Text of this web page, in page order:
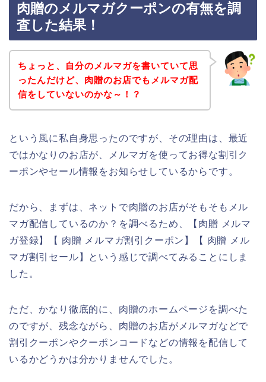
肉贈のメルマガクーポンの有無を調
査した結果！
ちょっと、自分のメルマガを書いていて思
ったんだけど、肉贈のお店でもメルマガ配
信をしていないのかな～！？
という風に私自身思ったのですが、その理由は、最近
ではかなりのお店が、メルマガを使ってお得な割引ク
ーポンやセール情報をお知らせしているからです。
だから、まずは、ネットで肉贈のお店がそもそもメル
マガ配信しているのか？を調べるため、【肉贈 メルマ
ガ登録】【 肉贈 メルマガ割引クーポン】【 肉贈 メル
マガ割引セール】という感じで調べてみることにしま
した。
ただ、かなり徹底的に、肉贈のホームページを調べた
のですが、残念ながら、肉贈のお店がメルマガなどで
割引クーポンやクーポンコードなどの情報を配信して
いるかどうかは分かりませんでした。